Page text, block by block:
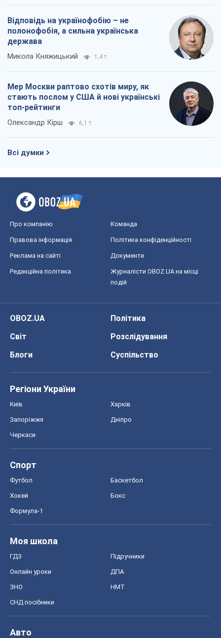
Відповідь на українофобію – не
полонофобія, а сильна українська
держава
Микола Княжицький 1,4 т.
Мер Москви раптово схотів миру, як
стають послом у США й нові українські
топ-рейтинги
Олександр Кірш 6,1 т.
Всі думки
Про компанію Команда
Правова інформація Політика конфіденційності
Реклама на сайті Документи
Редакційна політика
Журналісти OBOZ.UA на місці
подій
OBOZ.UA
Політика
Світ
Розслідування
Блоги
Суспільство
Регіони України
Київ Харків
Запоріжжя Дніпро
Черкаси
Спорт
Футбол Баскетбол
Хокей Бокс
Формула-1
Моя школа
ГДЗ Підручники
Онлайн уроки ДПА
ЗНО НМТ
СНД посібники
Авто